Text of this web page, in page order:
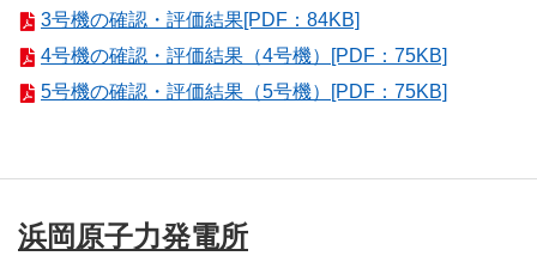
3号機の確認・評価結果[PDF：84KB]
4号機の確認・評価結果（4号機）[PDF：75KB]
5号機の確認・評価結果（5号機）[PDF：75KB]
浜岡原子力発電所